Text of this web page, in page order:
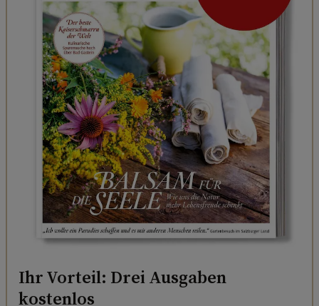
Ihr Vorteil: Drei Ausgaben
kostenlos